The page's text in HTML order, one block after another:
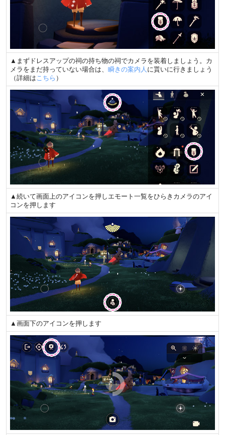
▲まずドレスアップの祠の持ち物の祠でカメラを装着しましょう。カ
メラをまだ持っていない場合は、 瞬きの案内人 に貰いに行きましょう
（詳細は こちら ）
▲続いて画面上のアイコンを押しエモート一覧をひらきカメラのアイ
コンを押します
▲画面下のアイコンを押します